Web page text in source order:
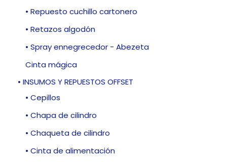
• Repuesto cuchillo cartonero
• Retazos algodón
• Spray ennegrecedor - Abezeta
Cinta mágica
• INSUMOS Y REPUESTOS OFFSET
• Cepillos
• Chapa de cilindro
• Chaqueta de cilindro
• Cinta de alimentación